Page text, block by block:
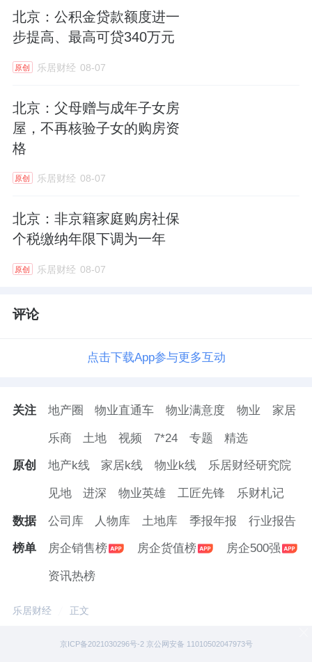
北京：公积金贷款额度进一
步提高、最高可贷340万元
原创 乐居财经 08-07
北京：父母赠与成年子女房
屋，不再核验子女的购房资
格
原创 乐居财经 08-07
北京：非京籍家庭购房社保
个税缴纳年限下调为一年
原创 乐居财经 08-07
评论
点击下载App参与更多互动
关注 地产圈 物业直通车 物业满意度 物业 家居
乐商 土地 视频 7*24 专题 精选
原创 地产k线 家居k线 物业k线 乐居财经研究院
见地 进深 物业英雄 工匠先锋 乐财札记
数据 公司库 人物库 土地库 季报年报 行业报告
榜单 房企销售榜 房企货值榜 房企500强
资讯热榜
乐居财经 正文
京ICP备2021030296号-2 京公网安备 11010502047973号